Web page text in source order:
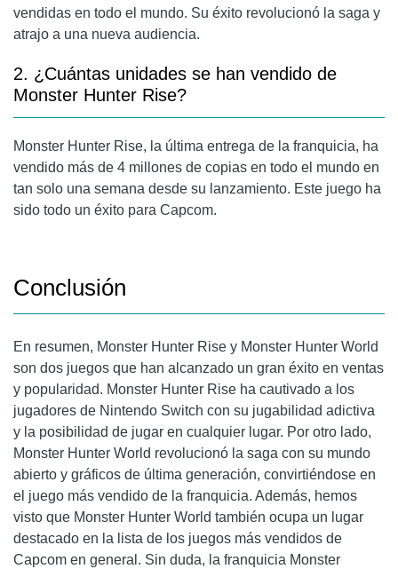
vendidas en todo el mundo. Su éxito revolucionó la saga y
atrajo a una nueva audiencia.
2. ¿Cuántas unidades se han vendido de
Monster Hunter Rise?
Monster Hunter Rise, la última entrega de la franquicia, ha
vendido más de 4 millones de copias en todo el mundo en
tan solo una semana desde su lanzamiento. Este juego ha
sido todo un éxito para Capcom.
Conclusión
En resumen, Monster Hunter Rise y Monster Hunter World
son dos juegos que han alcanzado un gran éxito en ventas
y popularidad. Monster Hunter Rise ha cautivado a los
jugadores de Nintendo Switch con su jugabilidad adictiva
y la posibilidad de jugar en cualquier lugar. Por otro lado,
Monster Hunter World revolucionó la saga con su mundo
abierto y gráficos de última generación, convirtiéndose en
el juego más vendido de la franquicia. Además, hemos
visto que Monster Hunter World también ocupa un lugar
destacado en la lista de los juegos más vendidos de
Capcom en general. Sin duda, la franquicia Monster